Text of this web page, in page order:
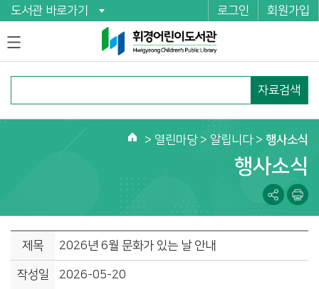
도서관 바로가기 로그인 회원가입
자료검색
홈
> 열린마당> 알립니다 > 행사소식
행사소식
제목 2026년 6월 문화가 있는 날 안내
작성일 2026-05-20